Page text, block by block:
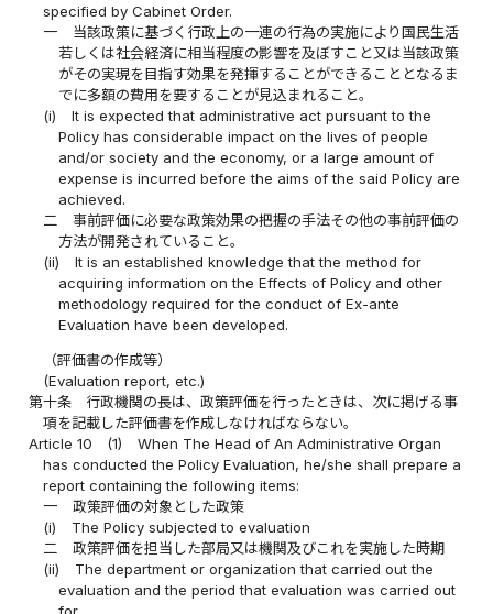
specified by Cabinet Order.
一
当該政策に基づく行政上の一連の行為の実施により国民生活
若しくは社会経済に相当程度の影響を及ぼすこと又は当該政策
がその実現を目指す効果を発揮することができることとなるま
でに多額の費用を要することが見込まれること。
(i)
It is expected that administrative act pursuant to the
Policy has considerable impact on the lives of people
and/or society and the economy, or a large amount of
expense is incurred before the aims of the said Policy are
achieved.
二
事前評価に必要な政策効果の把握の手法その他の事前評価の
方法が開発されていること。
(ii)
It is an established knowledge that the method for
acquiring information on the Effects of Policy and other
methodology required for the conduct of Ex-ante
Evaluation have been developed.
（評価書の作成等）
(Evaluation report, etc.)
第十条
行政機関の長は、政策評価を行ったときは、次に掲げる事
項を記載した評価書を作成しなければならない。
Article 10
(1)
When The Head of An Administrative Organ
has conducted the Policy Evaluation, he/she shall prepare a
report containing the following items:
一
政策評価の対象とした政策
(i)
The Policy subjected to evaluation
二
政策評価を担当した部局又は機関及びこれを実施した時期
(ii)
The department or organization that carried out the
evaluation and the period that evaluation was carried out